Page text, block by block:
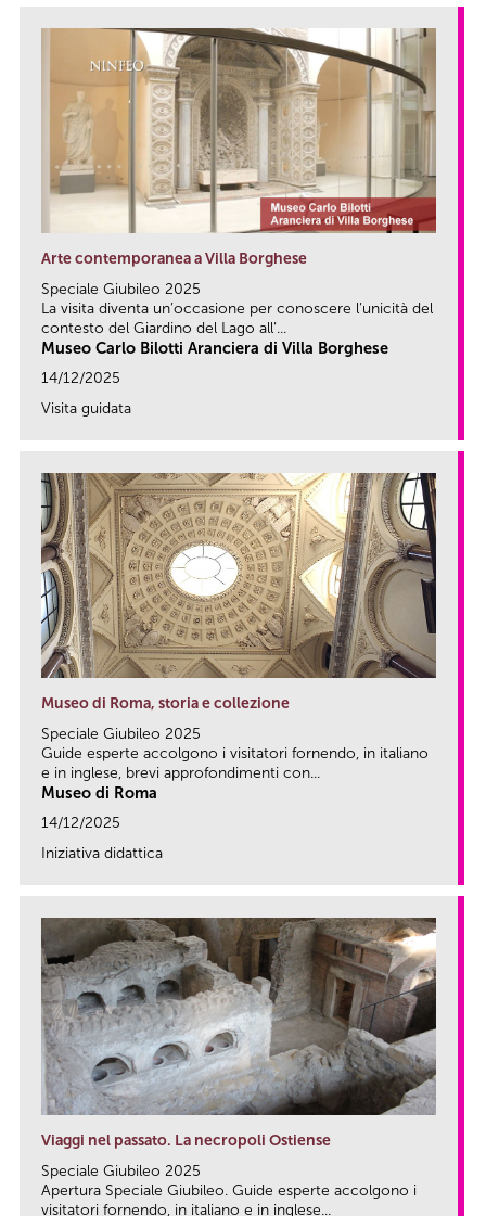
Arte contemporanea a Villa Borghese
Speciale Giubileo 2025
La visita diventa un’occasione per conoscere l’unicità del
contesto del Giardino del Lago all’...
Museo Carlo Bilotti Aranciera di Villa Borghese
14/12/2025
Visita guidata
Museo di Roma, storia e collezione
Speciale Giubileo 2025
Guide esperte accolgono i visitatori fornendo, in italiano
e in inglese, brevi approfondimenti con...
Museo di Roma
14/12/2025
Iniziativa didattica
Viaggi nel passato. La necropoli Ostiense
Speciale Giubileo 2025
Apertura Speciale Giubileo. Guide esperte accolgono i
visitatori fornendo, in italiano e in inglese...